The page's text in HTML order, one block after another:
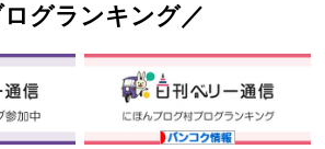
ログランキング／